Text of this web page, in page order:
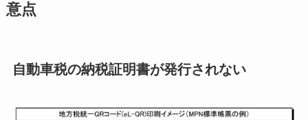
意点
自動車税の納税証明書が発行されない